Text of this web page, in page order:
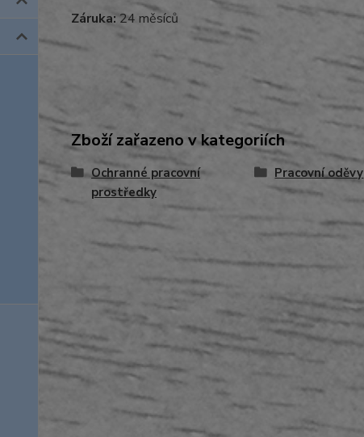
Záruka:24 měsíců
Zboží zařazeno v kategoriích
Ochranné pracovní
prostředky
Pracovní oděvy